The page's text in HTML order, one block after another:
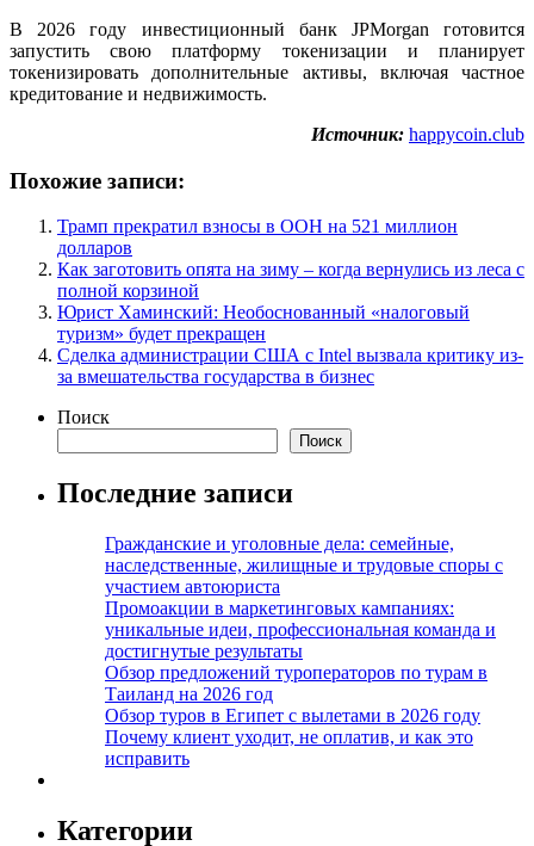
В 2026 году инвестиционный банк JPMorgan готовится
запустить свою платформу токенизации и планирует
токенизировать дополнительные активы, включая частное
кредитование и недвижимость.
Источник: happycoin.club
Похожие записи:
Трамп прекратил взносы в ООН на 521 миллион
долларов
Как заготовить опята на зиму – когда вернулись из леса с
полной корзиной
Юрист Хаминский: Необоснованный «налоговый
туризм» будет прекращен
Сделка администрации США с Intel вызвала критику из-
за вмешательства государства в бизнес
Поиск
Поиск
Последние записи
Гражданские и уголовные дела: семейные,
наследственные, жилищные и трудовые споры с
участием автоюриста
Промоакции в маркетинговых кампаниях:
уникальные идеи, профессиональная команда и
достигнутые результаты
Обзор предложений туроператоров по турам в
Таиланд на 2026 год
Обзор туров в Египет с вылетами в 2026 году
Почему клиент уходит, не оплатив, и как это
исправить
Категории